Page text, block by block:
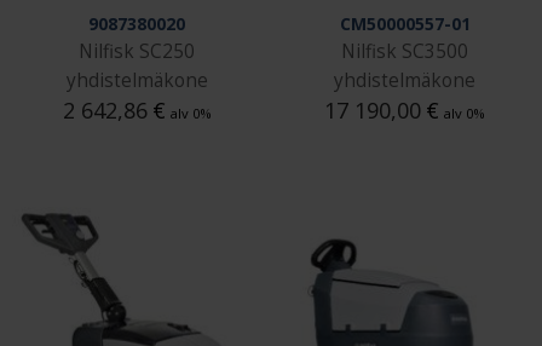
9087380020
Nilfisk SC250
yhdistelmäkone
2 642,86 € alv 0%
CM50000557-01
Nilfisk SC3500
yhdistelmäkone
17 190,00 € alv 0%